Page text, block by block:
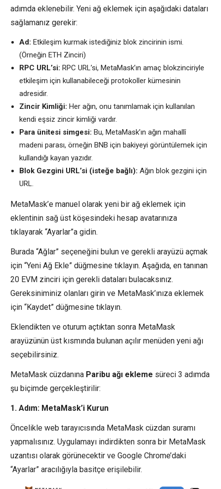
adımda eklenebilir. Yeni ağ eklemek için aşağıdaki dataları
sağlamanız gerekir:
Ad: Etkileşim kurmak istediğiniz blok zincirinin ismi.
(Örneğin ETH Zinciri)
RPC URL’si: RPC URL’si, MetaMask’ın amaç blokzinciriyle
etkileşim için kullanabileceği protokoller kümesinin
adresidir.
Zincir Kimliği: Her ağın, onu tanımlamak için kullanılan
kendi eşsiz zincir kimliği vardır.
Para ünitesi simgesi: Bu, MetaMask’ın ağın mahallî
madeni parası, örneğin BNB için bakiyeyi görüntülemek için
kullandığı kayan yazıdır.
Blok Gezgini URL’si (isteğe bağlı): Ağın blok gezgini için
URL.
MetaMask’e manuel olarak yeni bir ağ eklemek için
eklentinin sağ üst köşesindeki hesap avatarınıza
tıklayarak “Ayarlar”a gidin.
Burada “Ağlar” seçeneğini bulun ve gerekli arayüzü açmak
için “Yeni Ağ Ekle” düğmesine tıklayın. Aşağıda, en tanınan
20 EVM zinciri için gerekli dataları bulacaksınız.
Gereksiniminiz olanları girin ve MetaMask’ınıza eklemek
için “Kaydet” düğmesine tıklayın.
Eklendikten ve oturum açtıktan sonra MetaMask
arayüzünün üst kısmında bulunan açılır menüden yeni ağı
seçebilirsiniz.
MetaMask cüzdanına Paribu ağı ekleme süreci 3 adımda
şu biçimde gerçekleştirilir:
1. Adım: MetaMask’i Kurun
Öncelikle web tarayıcısında MetaMask cüzdan suramı
yapmalısınız. Uygulamayı indirdikten sonra bir MetaMask
uzantısı olarak görünecektir ve Google Chrome’daki
“Ayarlar” aracılığıyla basitçe erişilebilir.